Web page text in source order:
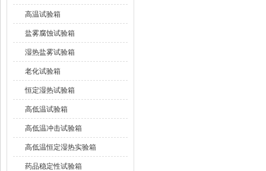
高温试验箱
盐雾腐蚀试验箱
湿热盐雾试验箱
老化试验箱
恒定湿热试验箱
高低温试验箱
高低温冲击试验箱
高低温恒定湿热实验箱
药品稳定性试验箱